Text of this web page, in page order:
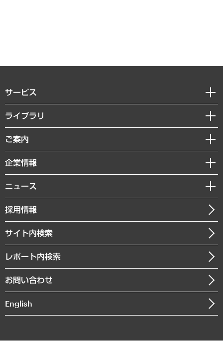
サービス
経営戦略
組織・人事戦略
デジタルイノベーション
共生・ダイバーシティ
GRC（ガバナンス・リスク・コンプライアンス）・防災（政策）
経済・産業・雇用・労働
まちづくり・観光・交通・スポーツ・スマートシティ
自然資源・農林水産業・食料システム
ライブラリ
経済調査
レポート
コラム
経営用語集
受託・受注実績（官公庁関連）
メディア掲載・出演
ご案内
セミナー・イベント情報
MUFGビジネスセミナー
受託案件情報
企業情報
私たちの想い
社長メッセージ
会社概要
沿革
組織図・本部部室紹介
インドネシア現地法人
個人情報保護方針
ニュース
ニュースリリース
お知らせ
採用情報
サイト内検索
レポート内検索
お問い合わせ
English